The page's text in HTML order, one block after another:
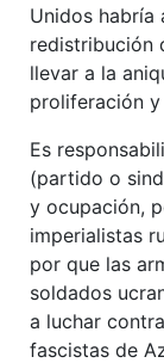
Unidos habría
redistribución
llevar a la
proliferación
Es
(partido o
y ocupación,
imperialistas
por que las
soldados
a luchar
fascistas de